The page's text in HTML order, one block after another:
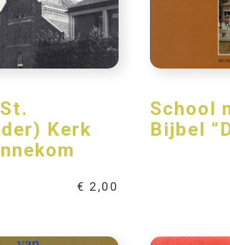
Kerk
€ 2,00
School
Bijbel